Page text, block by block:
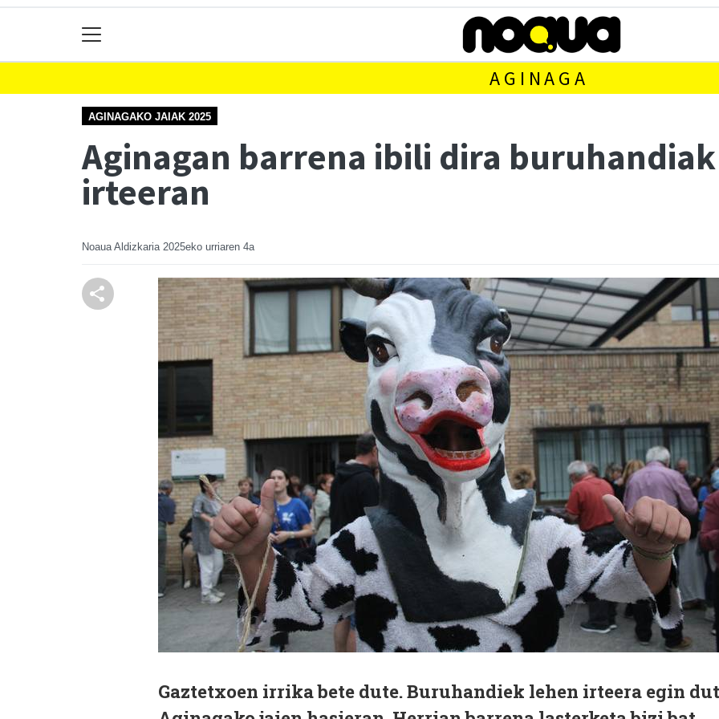
AGINAGA
AGINAGAKO JAIAK 2025
Aginagan barrena ibili dira
irteeran
Noaua Aldizkaria 2025eko urriaren 4a
Gaztetxoen irrika bete dute. Buruhandiek lehen irteera egin